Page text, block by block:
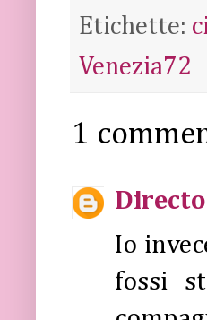
Etichette:
Venezia72
1
Io
fossi